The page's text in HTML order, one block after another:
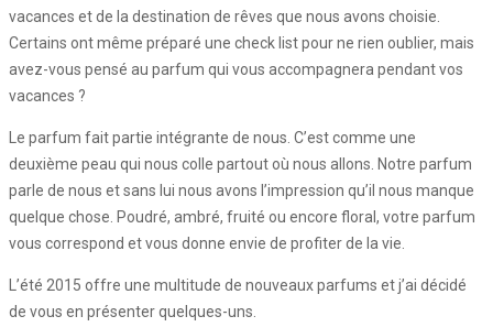
vacances et de la destination de rêves que nous avons choisie.
Certains ont même préparé une check list pour ne rien oublier, mais
avez-vous pensé au parfum qui vous accompagnera pendant vos
vacances ?
Le parfum fait partie intégrante de nous. C’est comme une
deuxième peau qui nous colle partout où nous allons. Notre parfum
parle de nous et sans lui nous avons l’impression qu’il nous manque
quelque chose. Poudré, ambré, fruité ou encore floral, votre parfum
vous correspond et vous donne envie de profiter de la vie.
L’été 2015 offre une multitude de nouveaux parfums et j’ai décidé
de vous en présenter quelques-uns.